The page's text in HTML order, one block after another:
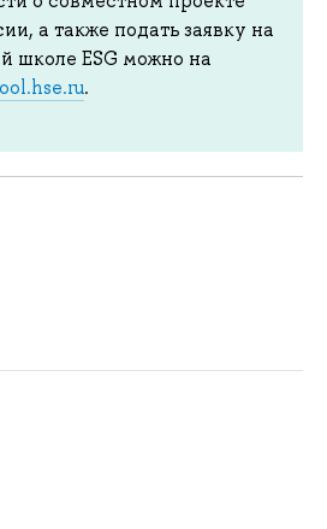
а также подать заявку на
школе ESG можно на
.